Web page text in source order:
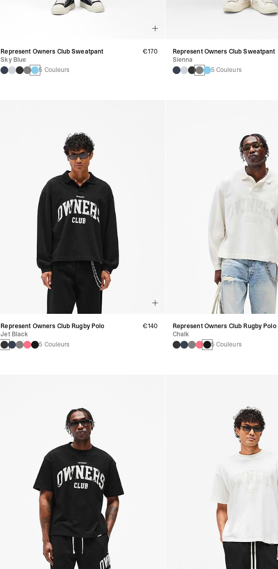
Represent Owners Club Sweatpant
Sky Blue
5 Couleurs
€170
Represent Owners Club Sweatpant
Sienna
5 Couleurs
Represent Owners Club Rugby Polo
Jet Black
5 Couleurs
€140
Represent Owners Club Rugby Polo
Chalk
5 Couleurs